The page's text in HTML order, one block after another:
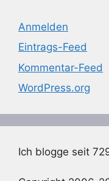
Anmelden
Eintrags-Feed
Kommentar-Feed
WordPress.org
Ich blogge seit